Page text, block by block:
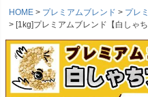
HOME プレミアムブレンド
プレ
[1kg]プレミアムブレンド【白しゃ